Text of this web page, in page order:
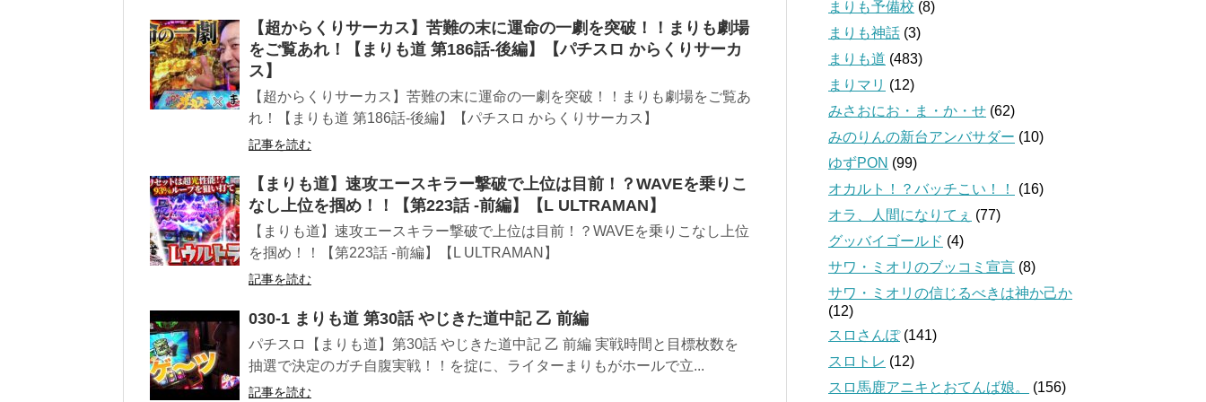
【超からくりサーカス】苦難の末に運命の一劇を突破！！まりも劇場
をご覧あれ！【まりも道 第186話-後編】【パチスロ からくりサーカ
ス】
【超からくりサーカス】苦難の末に運命の一劇を突破！！まりも劇場をご覧あ
れ！【まりも道 第186話-後編】【パチスロ からくりサーカス】
記事を読む
【まりも道】速攻エースキラー撃破で上位は目前！？WAVEを乗りこ
なし上位を掴め！！【第223話 -前編】【L ULTRAMAN】
【まりも道】速攻エースキラー撃破で上位は目前！？WAVEを乗りこなし上位
を掴め！！【第223話 -前編】【L ULTRAMAN】
記事を読む
030-1 まりも道 第30話 やじきた道中記 乙 前編
パチスロ【まりも道】第30話 やじきた道中記 乙 前編 実戦時間と目標枚数を
抽選で決定のガチ自腹実戦！！を掟に、ライターまりもがホールで立...
記事を読む
まりも予備校 (8)
まりも神話 (3)
まりも道 (483)
まりマリ (12)
みさおにお・ま・か・せ (62)
みのりんの新台アンバサダー (10)
ゆずPON (99)
オカルト！？バッチこい！！
(16)
オラ、人間になりてぇ (77)
グッバイゴールド (4)
サワ・ミオリのブッコミ宣言 (8)
サワ・ミオリの信じるべきは神か己か
(12)
スロさんぽ(141)
スロトレ (12)
スロ馬鹿アニキとおてんば娘。
(156)